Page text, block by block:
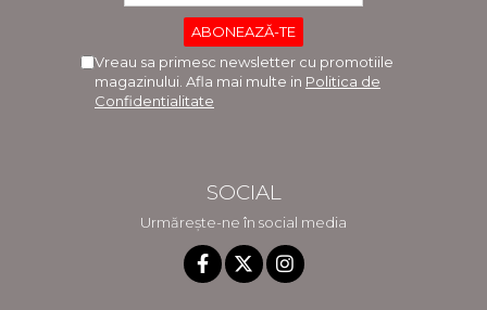
Vreau sa primesc newsletter cu promotiile
magazinului. Afla mai multe in Politica de
Confidentialitate
SOCIAL
Urmărește-ne în social media